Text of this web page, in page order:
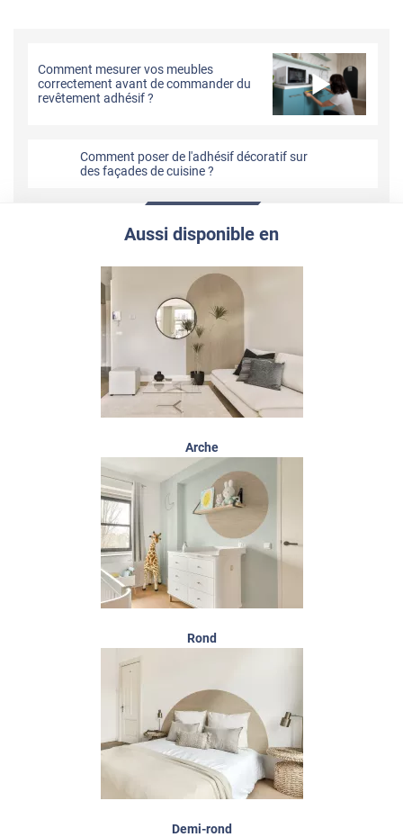
Comment mesurer vos meubles
correctement avant de commander du
revêtement adhésif ?
Comment poser de l'adhésif décoratif sur
des façades de cuisine ?
Aussi disponible en
Arche
Rond
Demi-rond